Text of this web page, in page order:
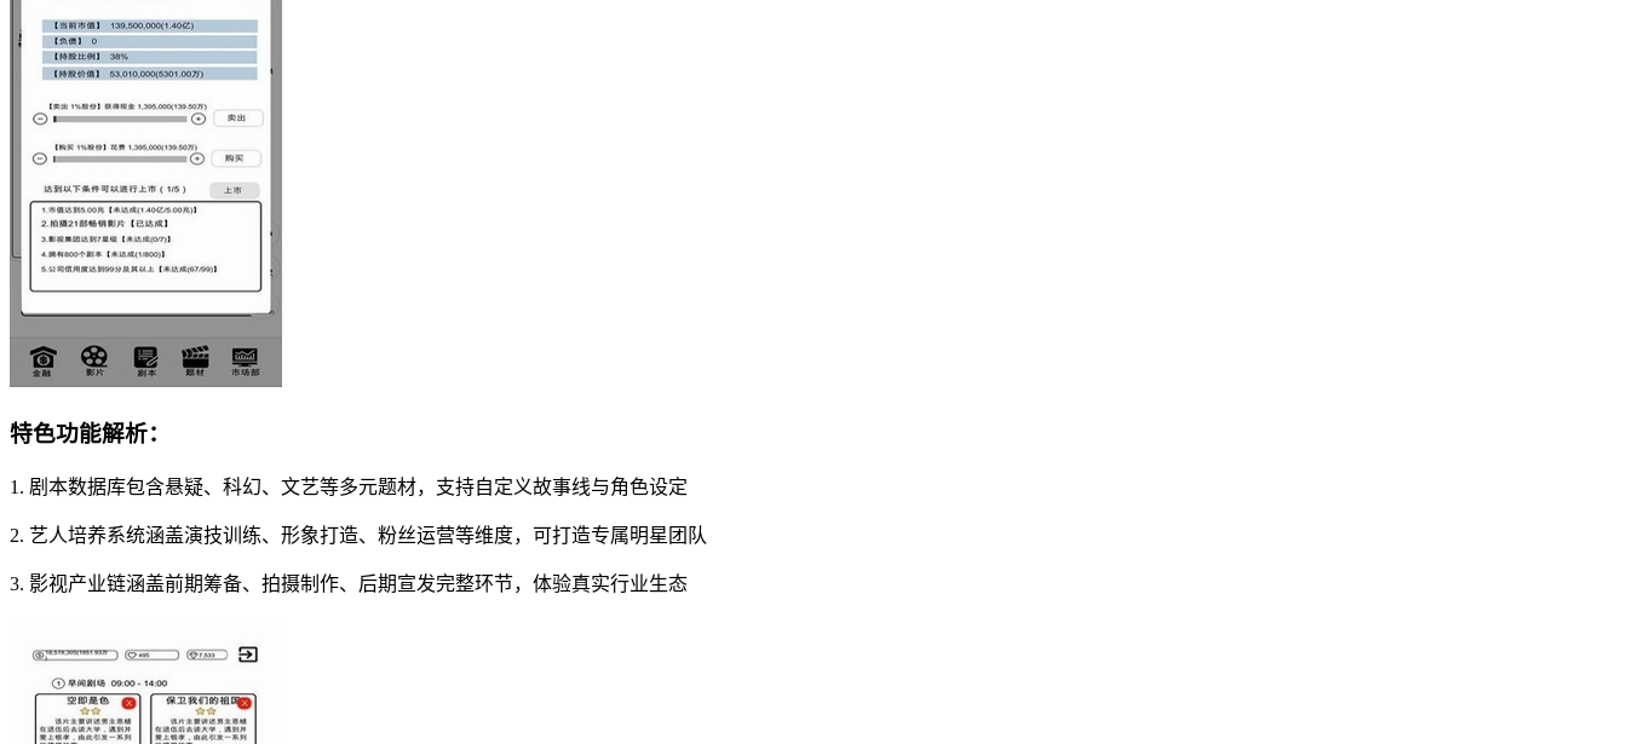
特色功能解析：
1. 剧本数据库包含悬疑、科幻、文艺等多元题材，支持自定义故事线与角色设定
2. 艺人培养系统涵盖演技训练、形象打造、粉丝运营等维度，可打造专属明星团队
3. 影视产业链涵盖前期筹备、拍摄制作、后期宣发完整环节，体验真实行业生态